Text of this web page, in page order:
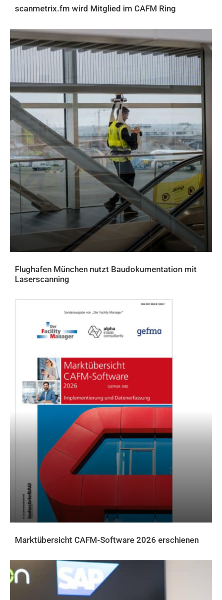
scanmetrix.fm wird Mitglied im CAFM Ring
Flughafen München nutzt Baudokumentation mit
Laserscanning
Marktübersicht CAFM-Software 2026 erschienen